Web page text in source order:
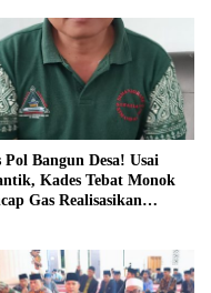
Pol Bangun Desa! Usai
Kades Tebat Monok
Gas Realisasikan